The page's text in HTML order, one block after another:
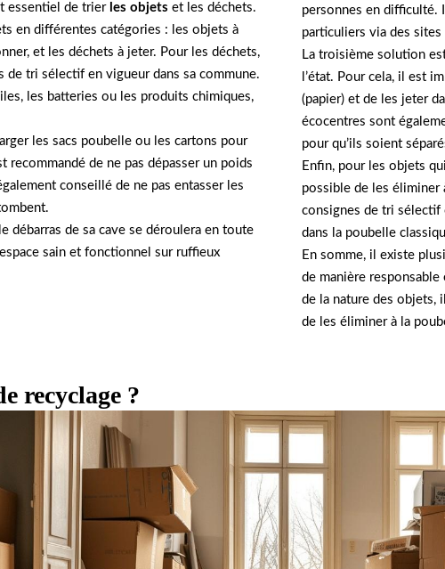
essentiel de trier les objets et les déchets.
en différentes catégories : les objets à
et les déchets à jeter. Pour les déchets,
tri sélectif en vigueur dans sa commune.
les batteries ou les produits chimiques,
les sacs poubelle ou les cartons pour
de ne pas dépasser un poids
conseillé de ne pas entasser les
débarras de sa cave se déroulera en toute
sain et fonctionnel sur ruffieux
personnes en difficulté.
particuliers via des
La troisième solution
l’état. Pour cela, il est
(papier) et de les jeter
écocentres sont
pour qu’ils soient
Enfin, pour les objets
possible de les éliminer
consignes de tri sélectif
dans la poubelle
En somme, il existe
de manière
de la nature des objets,
de les éliminer à la
recyclage ?